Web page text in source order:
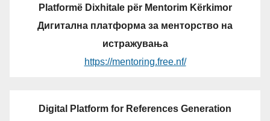
Platformë Dixhitale për Mentorim Kërkimor
Дигитална платформа за менторство на
истражувања
https://mentoring.free.nf/
Digital Platform for References Generation